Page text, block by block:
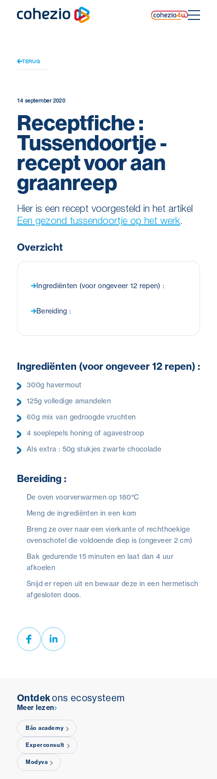
content
TERUG
14 september 2020
Receptfiche :
Tussendoortje -
recept voor aan
graanreep
Hier is een recept voorgesteld in het artikel
Een gezond tussendoortje op het werk.
Overzicht
Ingrediënten (voor ongeveer 12 repen) :
Bereiding :
Ingrediënten (voor ongeveer 12 repen) :
300g havermout
125g volledige amandelen
60g mix van gedroogde vruchten
4 soeplepels honing of agavestroop
Als extra : 50g stukjes zwarte chocolade
Bereiding :
De oven voorverwarmen op 180°C
Meng de ingrediënten in een kom
Breng ze over naar een vierkante of rechthoekige
ovenschotel die voldoende diep is (ongeveer 2 cm)
Bak gedurende 15 minuten en laat dan 4 uur
afkoelen
Snijd er repen uit en bewaar deze in een hermetisch
afgesloten doos.
Ontdekons ecosysteem
Meer lezen
Băo academy
Experconsult
Modyva